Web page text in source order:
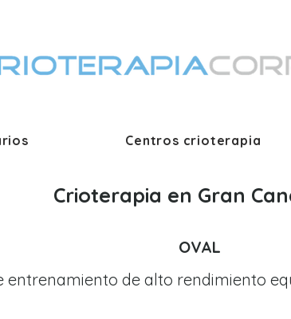
Centros crioterapia
Crioterapia en Gran
OVAL
entrenamiento de alto rendimiento